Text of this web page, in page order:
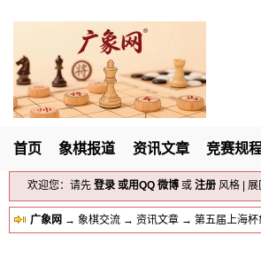
首页 象棋报道 资讯文章 竞赛规
欢迎您：请先 登录 或用QQ 微博 或 注册 风格 展
广象网 → 象棋交流 → 资讯文章 → 第五届上海杯